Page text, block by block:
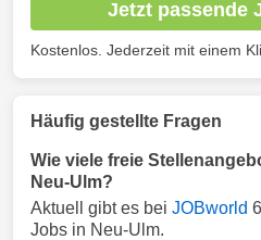
Jetzt passende
Kostenlos. Jederzeit mit einem
Häufig gestellte Fragen
Wie viele freie
Neu-Ulm?
Aktuell gibt es bei JOBworld
Jobs in Neu-Ulm.